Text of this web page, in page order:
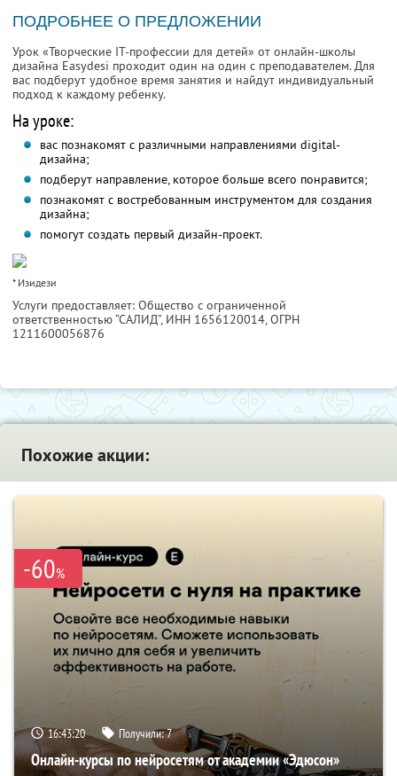
ПОДРОБНЕЕ О ПРЕДЛОЖЕНИИ
Урок «Творческие IT-профессии для детей» от онлайн-школы
дизайна Easydesi проходит один на один с преподавателем. Для
вас подберут удобное время занятия и найдут индивидуальный
подход к каждому ребенку.
На уроке:
вас познакомят с различными направлениями digital-
дизайна;
подберут направление, которое больше всего понравится;
познакомят с востребованным инструментом для создания
дизайна;
помогут создать первый дизайн-проект.
* Изидези
Услуги предоставляет: Общество с ограниченной
ответственностью “САЛИД”, ИНН 1656120014, ОГРН
1211600056876
Похожие акции:
-60%
16:43:19 Получили:7
Онлайн-курсы по нейросетям от академии «Эдюсон»